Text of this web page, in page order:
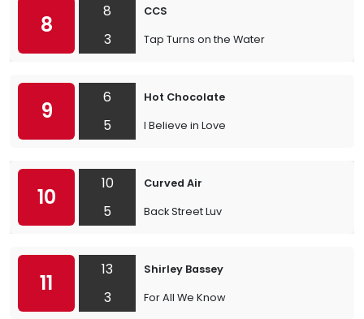
8
8
3
CCS
Tap Turns on the Water
9
6
5
Hot Chocolate
I Believe in Love
10
10
5
Curved Air
Back Street Luv
11
13
3
Shirley Bassey
For All We Know